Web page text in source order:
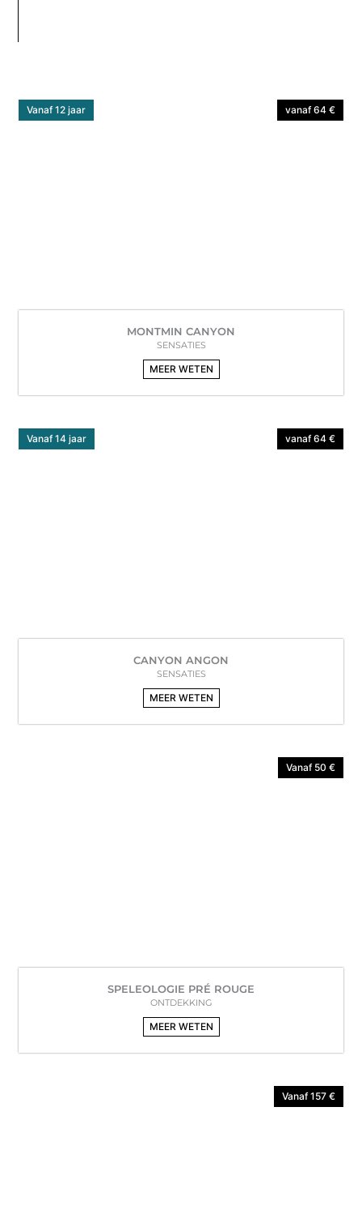
vanaf 64 €
Vanaf 12 jaar
MONTMIN CANYON
SENSATIES
MEER WETEN
vanaf 64 €
Vanaf 14 jaar
CANYON ANGON
SENSATIES
MEER WETEN
Vanaf 50 €
SPELEOLOGIE PRÉ ROUGE
ONTDEKKING
MEER WETEN
Vanaf 157 €